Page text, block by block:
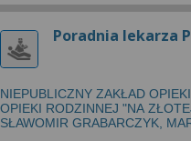
Poradnia lekarza
NIEPUBLICZNY ZAKŁAD
OPIEKI RODZINNEJ "NA
SŁAWOMIR GRABARCZYK,